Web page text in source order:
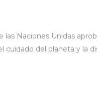
las Naciones Unidas
cuidado del planeta y la